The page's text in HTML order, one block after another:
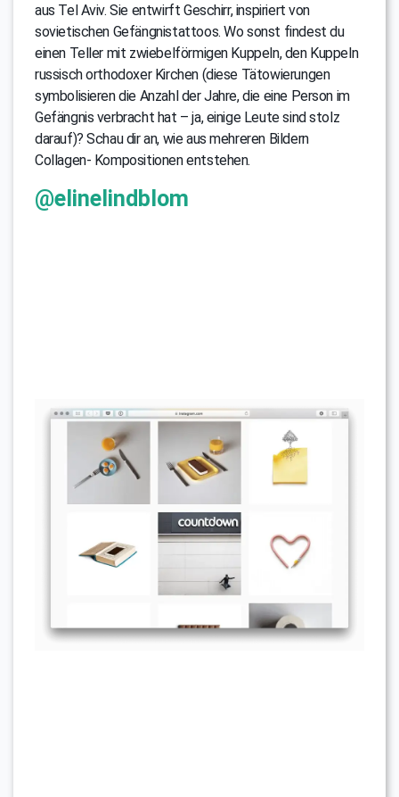
aus Tel Aviv. Sie entwirft Geschirr, inspiriert von
sovietischen Gefängnistattoos. Wo sonst findest du
einen Teller mit zwiebelförmigen Kuppeln, den Kuppeln
russisch orthodoxer Kirchen (diese Tätowierungen
symbolisieren die Anzahl der Jahre, die eine Person im
Gefängnis verbracht hat – ja, einige Leute sind stolz
darauf)? Schau dir an, wie aus mehreren Bildern
Collagen- Kompositionen entstehen.
@elinelindblom